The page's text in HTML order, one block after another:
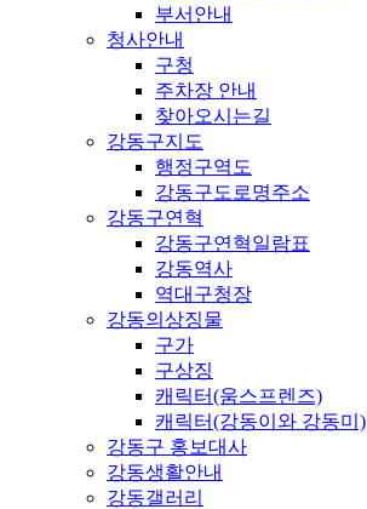
부서안내
청사안내
구청
주차장 안내
찾아오시는길
강동구지도
행정구역도
강동구도로명주소
강동구연혁
강동구연혁일람표
강동역사
역대구청장
강동의상징물
구가
구상징
캐릭터(움스프렌즈)
캐릭터(강동이와 강동미)
강동구 홍보대사
강동생활안내
강동갤러리